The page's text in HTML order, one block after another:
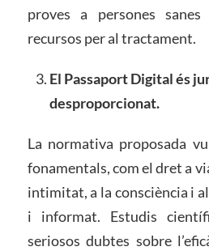
proves a persones
recursos per al tractament.
El PassaportDigitalés
desproporcionat.
La normativa proposada
fonamentals, com el dret a
intimitat, a la consciència i
i informat. Estudis
seriosos dubtes sobre